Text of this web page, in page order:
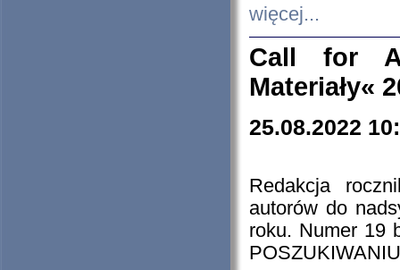
więcej...
Call for
Materiały«
25.08.2022
Redakcja
autorów do
roku. Numer 19